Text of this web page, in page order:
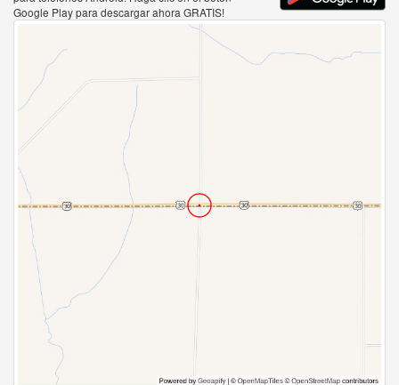
Google Play para descargar ahora GRATIS!